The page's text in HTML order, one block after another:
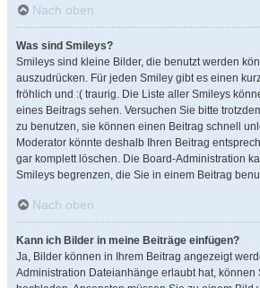
Nach oben
Was sind Smileys?
Smileys sind kleine Bilder, die benutzt werden
auszudrücken. Für jeden Smiley gibt es einen
fröhlich und :( traurig. Die Liste aller Smileys
eines Beitrags sehen. Versuchen Sie bitte
zu benutzen, sie können einen Beitrag schnell
Moderator könnte deshalb Ihren Beitrag
gar komplett löschen. Die Board-Administration
Smileys begrenzen, die Sie in einem Beitrag
Nach oben
Kann ich Bilder in meine Beiträge einfügen?
Ja, Bilder können in Ihrem Beitrag angezeigt
Administration Dateianhänge erlaubt hat, können